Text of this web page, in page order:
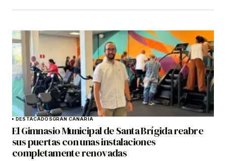
DESTACADOSGRAN CANARIA
El Gimnasio Municipal de Santa Brígida reabre
sus puertas con unas instalaciones
completamente renovadas